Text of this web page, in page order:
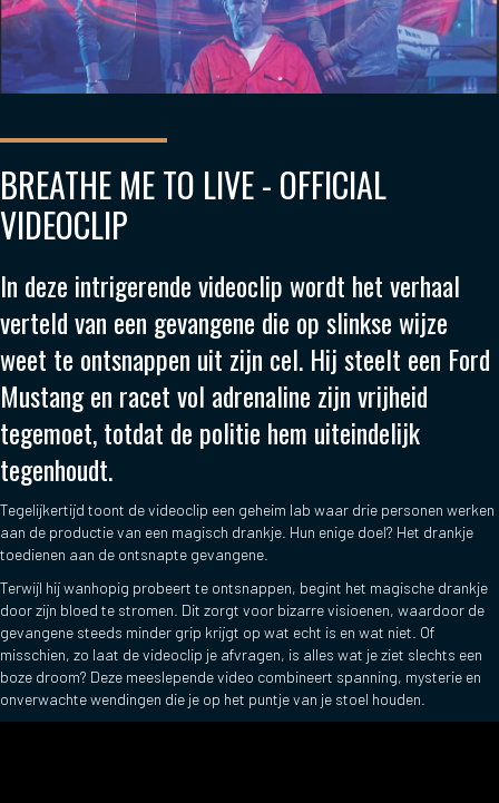
BREATHE ME TO LIVE - OFFICIAL
VIDEOCLIP
In deze intrigerende videoclip wordt het verhaal
verteld van een gevangene die op slinkse wijze
weet te ontsnappen uit zijn cel. Hij steelt een Ford
Mustang en racet vol adrenaline zijn vrijheid
tegemoet, totdat de politie hem uiteindelijk
tegenhoudt.
Tegelijkertijd toont de videoclip een geheim lab waar drie personen werken
aan de productie van een magisch drankje. Hun enige doel? Het drankje
toedienen aan de ontsnapte gevangene.
Terwijl hij wanhopig probeert te ontsnappen, begint het magische drankje
door zijn bloed te stromen. Dit zorgt voor bizarre visioenen, waardoor de
gevangene steeds minder grip krijgt op wat echt is en wat niet. Of
misschien, zo laat de videoclip je afvragen, is alles wat je ziet slechts een
boze droom? Deze meeslepende video combineert spanning, mysterie en
onverwachte wendingen die je op het puntje van je stoel houden.